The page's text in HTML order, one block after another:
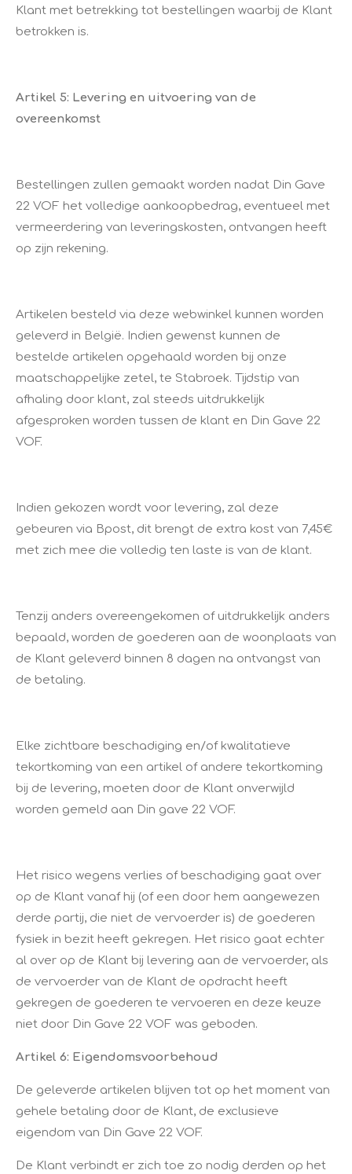
Klant met betrekking tot bestellingen waarbij de Klant
betrokken is.
Artikel 5: Levering en uitvoering van de
overeenkomst
Bestellingen zullen gemaakt worden nadat Din Gave
22 VOF het volledige aankoopbedrag, eventueel met
vermeerdering van leveringskosten, ontvangen heeft
op zijn rekening.
Artikelen besteld via deze webwinkel kunnen worden
geleverd in België. Indien gewenst kunnen de
bestelde artikelen opgehaald worden bij onze
maatschappelijke zetel, te Stabroek. Tijdstip van
afhaling door klant, zal steeds uitdrukkelijk
afgesproken worden tussen de klant en Din Gave 22
VOF.
Indien gekozen wordt voor levering, zal deze
gebeuren via Bpost, dit brengt de extra kost van 7,45€
met zich mee die volledig ten laste is van de klant.
Tenzij anders overeengekomen of uitdrukkelijk anders
bepaald, worden de goederen aan de woonplaats van
de Klant geleverd binnen 8 dagen na ontvangst van
de betaling.
Elke zichtbare beschadiging en/of kwalitatieve
tekortkoming van een artikel of andere tekortkoming
bij de levering, moeten door de Klant onverwijld
worden gemeld aan Din gave 22 VOF.
Het risico wegens verlies of beschadiging gaat over
op de Klant vanaf hij (of een door hem aangewezen
derde partij, die niet de vervoerder is) de goederen
fysiek in bezit heeft gekregen. Het risico gaat echter
al over op de Klant bij levering aan de vervoerder, als
de vervoerder van de Klant de opdracht heeft
gekregen de goederen te vervoeren en deze keuze
niet door Din Gave 22 VOF was geboden.
Artikel 6: Eigendomsvoorbehoud
De geleverde artikelen blijven tot op het moment van
gehele betaling door de Klant, de exclusieve
eigendom van Din Gave 22 VOF.
De Klant verbindt er zich toe zo nodig derden op het